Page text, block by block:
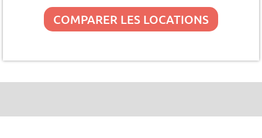
COMPARER LES LOCATIONS